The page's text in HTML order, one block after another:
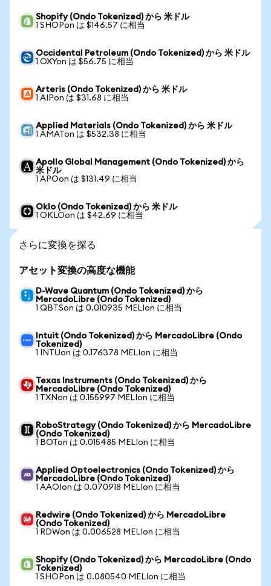
Shopify (Ondo Tokenized) から 米ドル
1 SHOPon は $146.57 に相当
Occidental Petroleum (Ondo Tokenized) から 米ドル
1 OXYon は $56.75 に相当
Arteris (Ondo Tokenized) から 米ドル
1 AIPon は $31.68 に相当
Applied Materials (Ondo Tokenized) から 米ドル
1 AMATon は $532.38 に相当
Apollo Global Management (Ondo Tokenized) から
米ドル
1 APOon は $131.49 に相当
Oklo (Ondo Tokenized) から 米ドル
1 OKLOon は $42.69 に相当
さらに変換を探る
アセット変換の高度な機能
D-Wave Quantum (Ondo Tokenized) から
MercadoLibre (Ondo Tokenized)
1 QBTSon は 0.010935 MELIon に相当
Intuit (Ondo Tokenized) から MercadoLibre (Ondo
Tokenized)
1 INTUon は 0.176378 MELIon に相当
Texas Instruments (Ondo Tokenized) から
MercadoLibre (Ondo Tokenized)
1 TXNon は 0.155997 MELIon に相当
RoboStrategy (Ondo Tokenized) から MercadoLibre
(Ondo Tokenized)
1 BOTon は 0.015485 MELIon に相当
Applied Optoelectronics (Ondo Tokenized) から
MercadoLibre (Ondo Tokenized)
1 AAOIon は 0.070918 MELIon に相当
Redwire (Ondo Tokenized) から MercadoLibre
(Ondo Tokenized)
1 RDWon は 0.006528 MELIon に相当
Shopify (Ondo Tokenized) から MercadoLibre (Ondo
Tokenized)
1 SHOPon は 0.080540 MELIon に相当